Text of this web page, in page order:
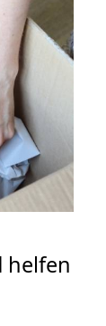
helfen